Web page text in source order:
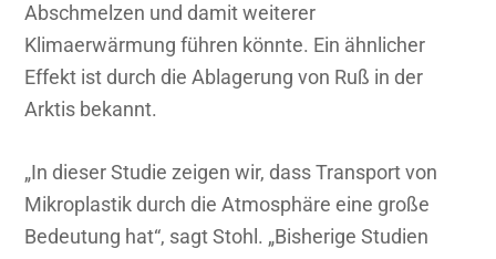
Abschmelzen und damit weiterer
Klimaerwärmung führen könnte. Ein ähnlicher
Effekt ist durch die Ablagerung von Ruß in der
Arktis bekannt.
„In dieser Studie zeigen wir, dass Transport von
Mikroplastik durch die Atmosphäre eine große
Bedeutung hat“, sagt Stohl. „Bisherige Studien